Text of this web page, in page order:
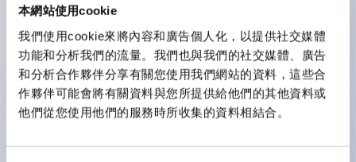
本網站使用cookie
我們使用cookie來將內容和廣告個人化，以提供社交媒體
功能和分析我們的流量。我們也與我們的社交媒體、廣告
和分析合作夥伴分享有關您使用我們網站的資料，這些合
作夥伴可能會將有關資料與您所提供給他們的其他資料或
他們從您使用他們的服務時所收集的資料相結合。
顏色。
支援色彩通用設計（CUD）：可清楚辨識正方平頭形指
示燈的亮燈/熄燈狀態，以及點燈時的顏色識別。
符合 ISO 3864-4 安全色規範：在危險或緊急狀況下，
顏色表現更明確鮮明，便於更多人識別。